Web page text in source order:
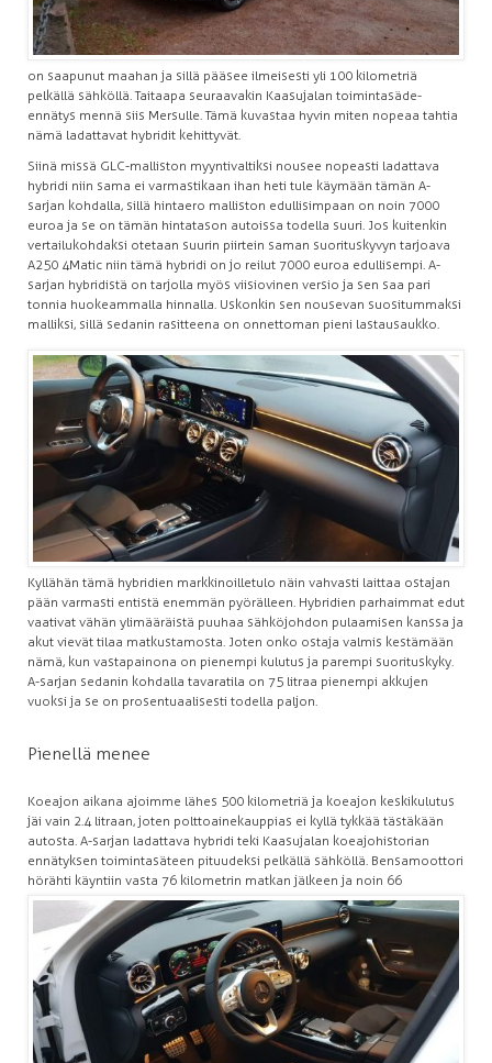
on saapunut maahan ja sillä pääsee ilmeisesti yli 100 kilometriä
pelkällä sähköllä. Taitaapa seuraavakin Kaasujalan toimintasäde-
ennätys mennä siis Mersulle. Tämä kuvastaa hyvin miten nopeaa tahtia
nämä ladattavat hybridit kehittyvät.
Siinä missä GLC-malliston myyntivaltiksi nousee nopeasti ladattava
hybridi niin sama ei varmastikaan ihan heti tule käymään tämän A-
sarjan kohdalla, sillä hintaero malliston edullisimpaan on noin 7000
euroa ja se on tämän hintatason autoissa todella suuri. Jos kuitenkin
vertailukohdaksi otetaan suurin piirtein saman suorituskyvyn tarjoava
A250 4Matic niin tämä hybridi on jo reilut 7000 euroa edullisempi. A-
sarjan hybridistä on tarjolla myös viisiovinen versio ja sen saa pari
tonnia huokeammalla hinnalla. Uskonkin sen nousevan suositummaksi
malliksi, sillä sedanin rasitteena on onnettoman pieni lastausaukko.
Kyllähän tämä hybridien markkinoilletulo näin vahvasti laittaa ostajan
pään varmasti entistä enemmän pyörälleen. Hybridien parhaimmat edut
vaativat vähän ylimääräistä puuhaa sähköjohdon pulaamisen kanssa ja
akut vievät tilaa matkustamosta. Joten onko ostaja valmis kestämään
nämä, kun vastapainona on pienempi kulutus ja parempi suorituskyky.
A-sarjan sedanin kohdalla tavaratila on 75 litraa pienempi akkujen
vuoksi ja se on prosentuaalisesti todella paljon.
Pienellä menee
Koeajon aikana ajoimme lähes 500 kilometriä ja koeajon keskikulutus
jäi vain 2.4 litraan, joten polttoainekauppias ei kyllä tykkää tästäkään
autosta. A-sarjan ladattava hybridi teki Kaasujalan koeajohistorian
ennätyksen toimintasäteen pituudeksi pelkällä sähköllä. Bensamoottori
hörähti käyntiin vasta 76 kilometrin matkan jälkeen ja noin 66